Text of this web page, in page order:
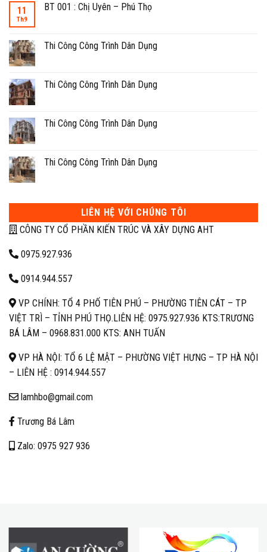
11
Th9
BT 001 : Chị Uyên – Phú Thọ
Thi Công Công Trình Dân Dụng
Thi Công Công Trình Dân Dụng
Thi Công Công Trình Dân Dụng
Thi Công Công Trình Dân Dụng
LIÊN HỆ VỚI CHÚNG TÔI
CÔNG TY CỔ PHẦN KIẾN TRÚC VÀ XÂY DỰNG AHT
0975.927.936
0914.944.557
VP CHÍNH: TỔ 4 PHỐ TIÊN PHÚ – PHƯỜNG TIÊN CÁT – TP
VIỆT TRÌ – TỈNH PHÚ THỌ.LIÊN HỆ: 0975.927.936 KTS:TRƯƠNG
BÁ LÂM – 0968.831.000 KTS: ANH TUẤN
VP HÀ NỘI: TỔ 6 LỆ MẬT – PHƯỜNG VIỆT HƯNG – TP HÀ NỘI
– LIÊN HỆ : 0914.944.557
lamhbo@gmail.com
Trương Bá Lâm
Zalo: 0975 927 936